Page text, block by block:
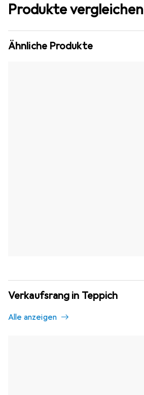
Produkte vergleichen
Ähnliche Produkte
Verkaufsrang in Teppich
Alle anzeigen